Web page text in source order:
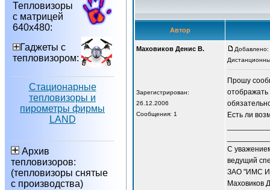
Тепловизоры
с матрицей
640х480:
Гаджеты с
тепловизором:
Стационарные
тепловизоры и
пирометры фирмы
LAND
Архив
тепловизоров:
(тепловизоры снятые
с производства)
Автор
Маховиков Денис В.
Зарегистрирован:
26.12.2006
Сообщения: 1
Добавлено:
Прошу
Есть ли
С
ведущий
ЗАО "ИМС
Маховиков